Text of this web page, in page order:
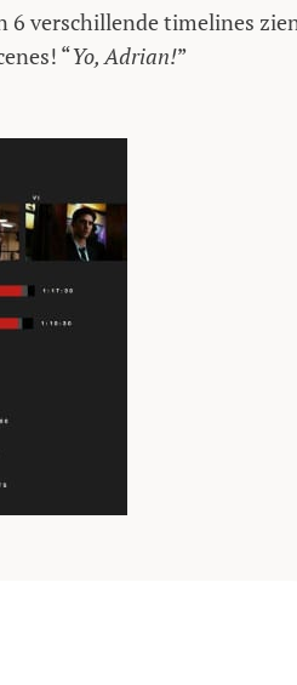
6 verschillende timelines
“Yo, Adrian!”